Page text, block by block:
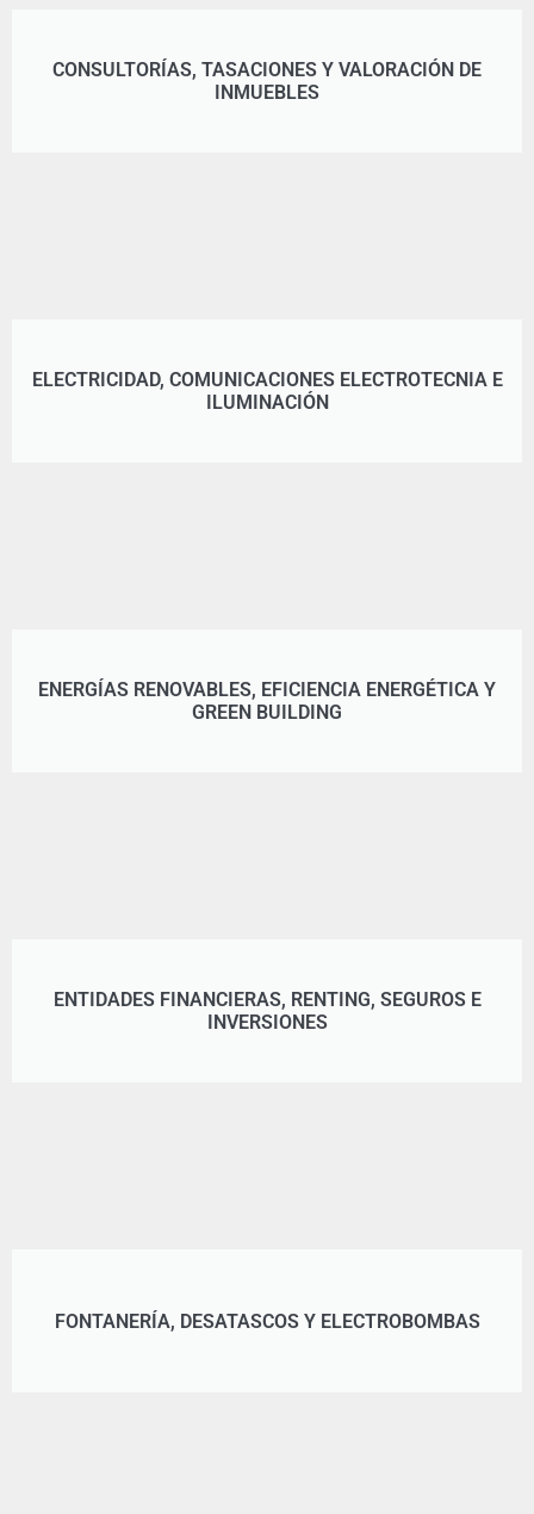
CONSULTORÍAS, TASACIONES Y VALORACIÓN DE
INMUEBLES
ELECTRICIDAD, COMUNICACIONES ELECTROTECNIA E
ILUMINACIÓN
ENERGÍAS RENOVABLES, EFICIENCIA ENERGÉTICA Y
GREEN BUILDING
ENTIDADES FINANCIERAS, RENTING, SEGUROS E
INVERSIONES
FONTANERÍA, DESATASCOS Y ELECTROBOMBAS